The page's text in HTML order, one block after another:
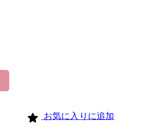
お気に入りに追加